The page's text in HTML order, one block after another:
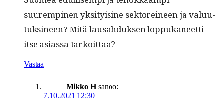
suurempinen yksi­ty­i­sine sek­tor­ei­neen ja val­u­u­
tuksi­neen? Mitä lausah­duk­sen lop­puka­neet­ti
itse asi­as­sa tarkoittaa?
Vastaa
Mikko H sanoo:
7.10.2021 12:30